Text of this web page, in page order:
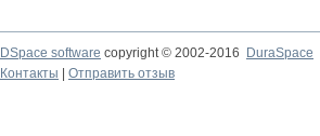
DSpace software copyright © 2002-2016
DuraSpace
Контакты
Отправить отзыв